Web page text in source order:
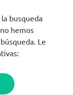
busqueda
hemos
Le